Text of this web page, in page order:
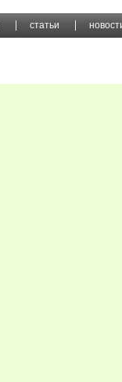
статьи